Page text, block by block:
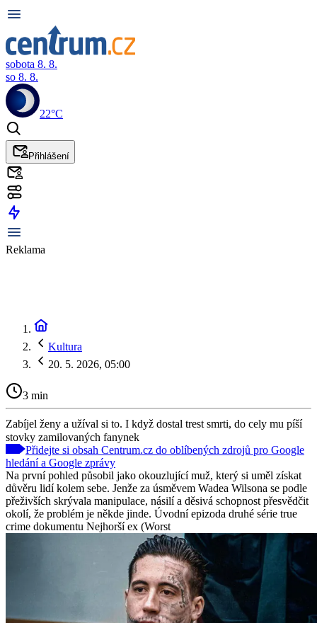
sobota 8. 8.
so 8. 8.
22°C
Přihlášení
Reklama
Kultura
20. 5. 2026, 05:00
3 min
Zabíjel ženy a užíval si to. I když dostal trest smrti, do cely mu píší
stovky zamilovaných fanynek
Přidejte si obsah Centrum.cz do oblíbených zdrojů pro Google
hledání a Google zprávy
Na první pohled působil jako okouzlující muž, který si uměl získat
důvěru lidí kolem sebe. Jenže za úsměvem Wadea Wilsona se podle
přeživších skrývala manipulace, násilí a děsivá schopnost přesvědčit
okolí, že problém je někde jinde. Úvodní epizoda druhé série true
crime dokumentu Nejhorší ex (Worst